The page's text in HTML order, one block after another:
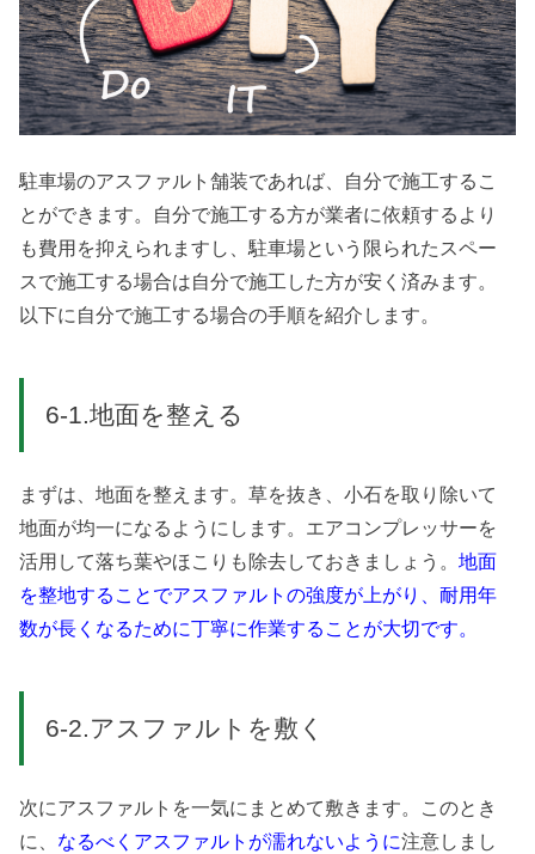
駐車場のアスファルト舗装であれば、自分で施工するこ
とができます。自分で施工する方が業者に依頼するより
も費用を抑えられますし、駐車場という限られたスペー
スで施工する場合は自分で施工した方が安く済みます。
以下に自分で施工する場合の手順を紹介します。
6-1.地面を整える
まずは、地面を整えます。草を抜き、小石を取り除いて
地面が均一になるようにします。エアコンプレッサーを
活用して落ち葉やほこりも除去しておきましょう。地面
を整地することでアスファルトの強度が上がり、耐用年
数が長くなるために丁寧に作業することが大切です。
6-2.アスファルトを敷く
次にアスファルトを一気にまとめて敷きます。このとき
に、 なるべくアスファルトが濡れないように注意しまし